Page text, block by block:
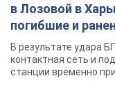
в Лозовой в
погибшие и
В результате удара
контактная сеть и
станции временно